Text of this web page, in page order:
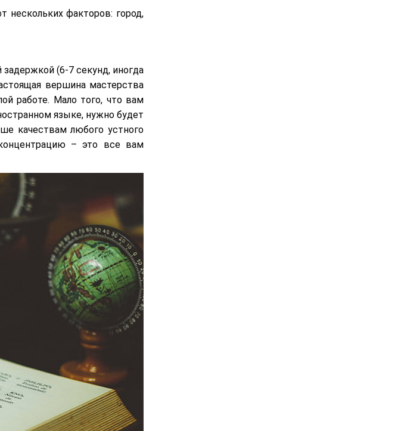
нескольких факторов: город,
(6-7 секунд, иногда
вершина мастерства
работе. Мало того, что вам
языке, нужно будет
качествам любого устного
– это все вам